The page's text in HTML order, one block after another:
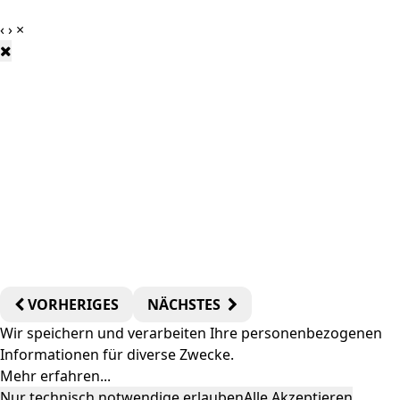
‹› ×
VORHERIGES
NÄCHSTES
Wir speichern und verarbeiten Ihre personenbezogenen
Informationen für diverse Zwecke.
Mehr erfahren...